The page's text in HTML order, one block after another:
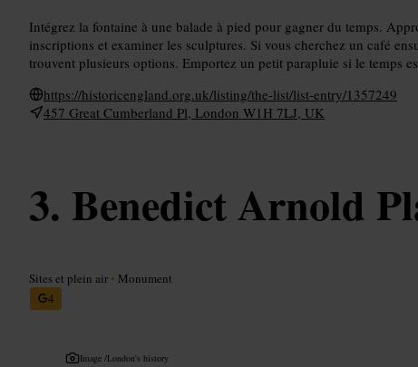
Intégrez la fontaine à une balade à pied pour gagner du temps.
inscriptions et examiner les sculptures. Si vous cherchez un café
trouvent plusieurs options. Emportez un petit parapluie si le temps
https://historicengland.org.uk/listing/the-list/list-entry/1357249
457 Great Cumberland Pl, London W1H 7LJ, UK
Benedict Arnold
Sites et plein air • Monument
4
Image /London's history